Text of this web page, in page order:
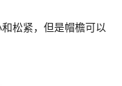
松紧，但是帽檐可以